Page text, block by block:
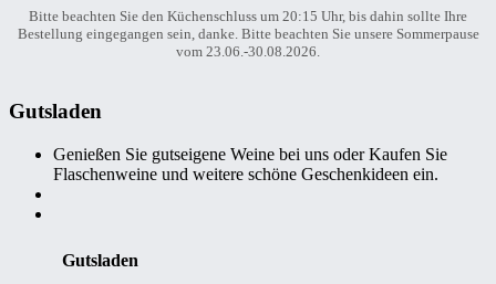
Bitte beachten Sie den Küchenschluss um 20:15 Uhr, bis dahin sollte Ihre
Bestellung eingegangen sein, danke. Bitte beachten Sie unsere Sommerpause
vom 23.06.-30.08.2026.
Gutsladen
Genießen Sie gutseigene Weine bei uns oder Kaufen Sie
Flaschenweine und weitere schöne Geschenkideen ein.
Gutsladen